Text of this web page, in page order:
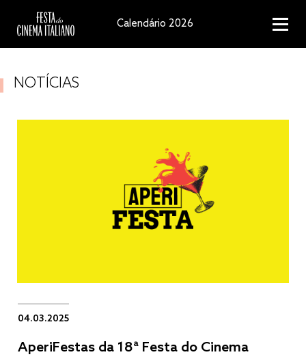
Calendário 2026
NOTÍCIAS
04.03.2025
AperiFestas da 18ª Festa do Cinema